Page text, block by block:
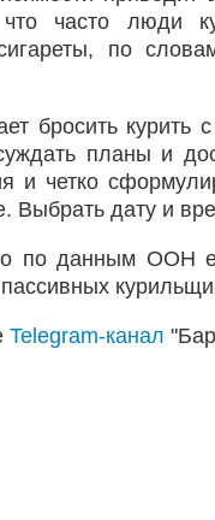
часто люди
по
бросить
планы и
и четко
Выбрать дату и
по данным ООН
Telegram-канал